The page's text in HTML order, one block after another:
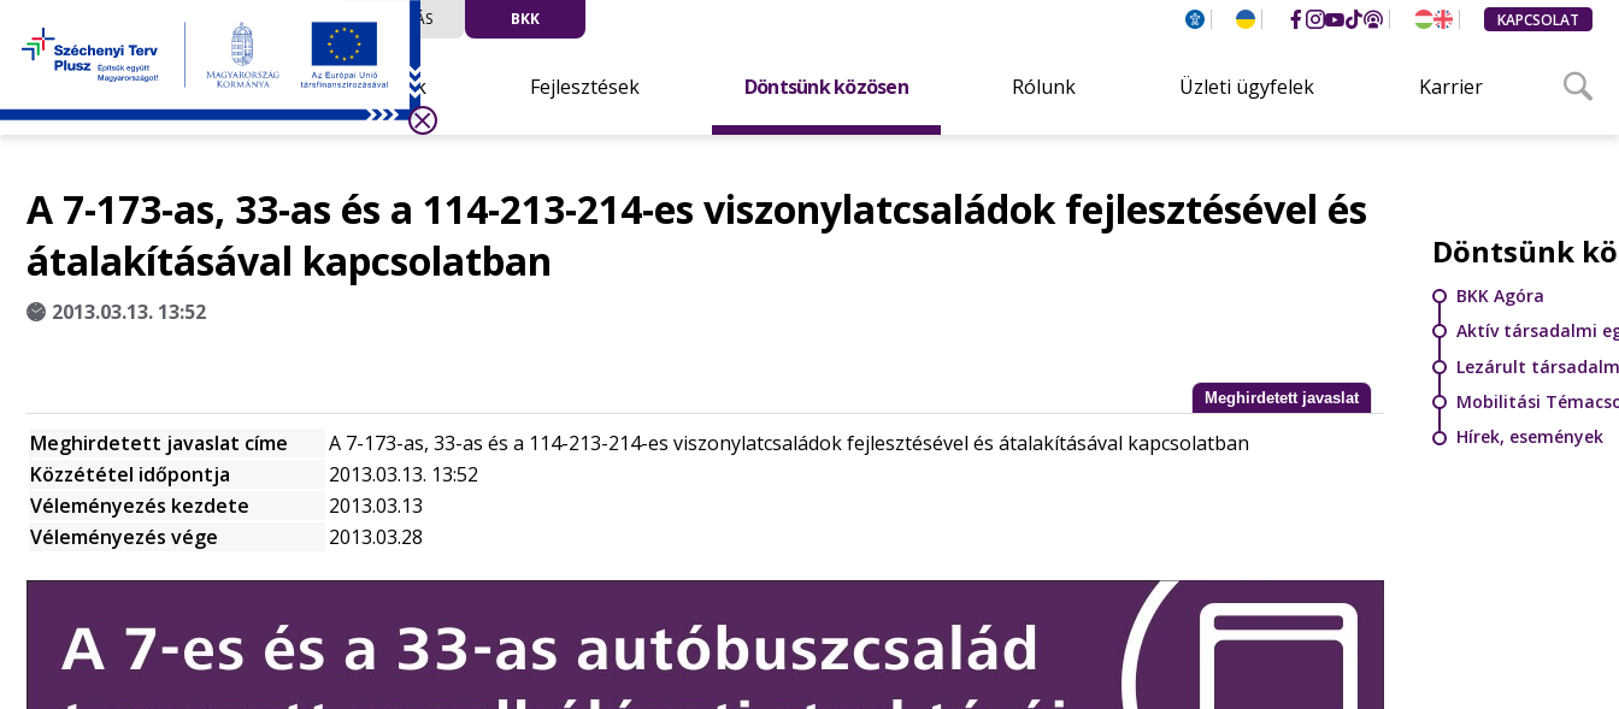
UTAZÁS BKK KAPCSOLAT
Hírek Fejlesztések Döntsünk közösen Rólunk Üzleti ügyfelek Karrier
A 7-173-as, 33-as és a 114-213-214-es viszonylatcsaládok fejlesztésével és
átalakításával kapcsolatban
2013.03.13. 13:52
Meghirdetett javaslat
Meghirdetett javaslat címe
A 7-173-as, 33-as és a 114-213-214-es viszonylatcsaládok fejlesztésével és átalakításával kapcsolatban
Közzététel időpontja
2013.03.13. 13:52
Véleményezés kezdete
2013.03.13
Véleményezés vége
2013.03.28
Döntsünk
BKK Agóra
Aktív társadalmi
Lezárult
Mobilitási
Hírek, események